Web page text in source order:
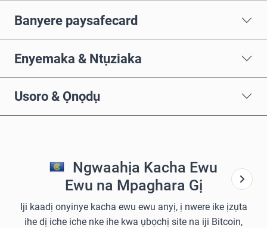
Banyere paysafecard
Enyemaka & Ntụziaka
Usoro & Ọnọdụ
Ngwaahịa Kacha Ewu
Ewu na Mpaghara Gị
Iji kaadị onyinye kacha ewu ewu anyị, ị nwere ike ịzụta
ihe dị iche iche nke ihe kwa ụbọchị site na iji Bitcoin,